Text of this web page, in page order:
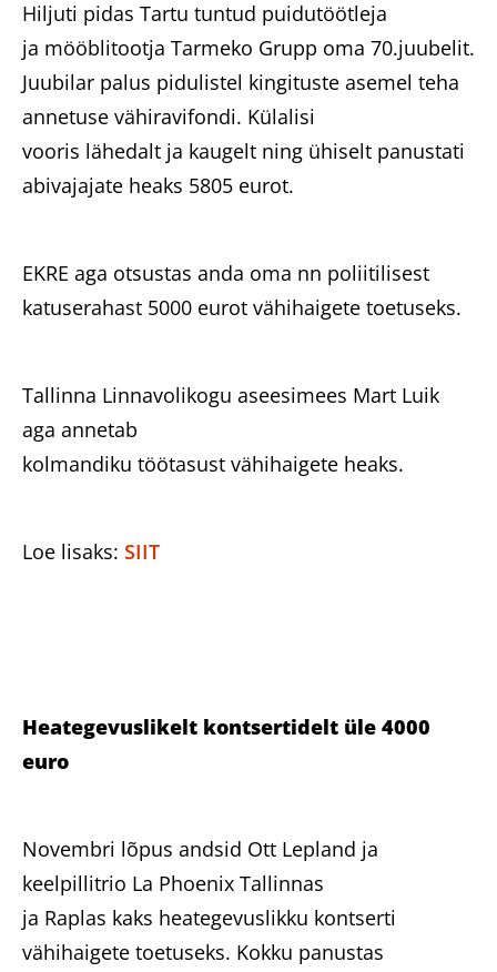
Hiljuti pidas Tartu tuntud puidutöötleja
ja mööblitootja Tarmeko Grupp oma 70.juubelit.
Juubilar palus pidulistel kingituste asemel teha
annetuse vähiravifondi. Külalisi
vooris lähedalt ja kaugelt ning ühiselt panustati
abivajajate heaks 5805 eurot.
EKRE aga otsustas anda oma nn poliitilisest
katuserahast 5000 eurot vähihaigete toetuseks.
Tallinna Linnavolikogu aseesimees Mart Luik
aga annetab
kolmandiku töötasust vähihaigete heaks.
Loe lisaks: SIIT
Heategevuslikelt kontsertidelt üle 4000
euro
Novembri lõpus andsid Ott Lepland ja
keelpillitrio La Phoenix Tallinnas
ja Raplas kaks heategevuslikku kontserti
vähihaigete toetuseks. Kokku panustas